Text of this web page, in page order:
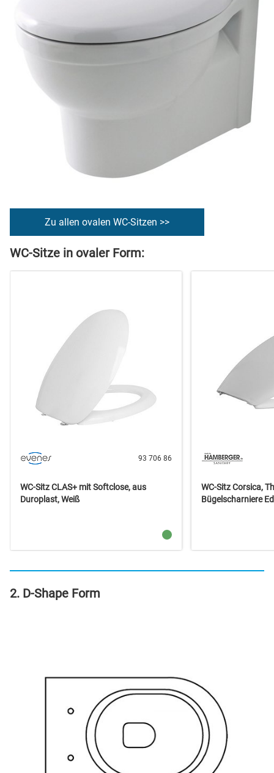
Zu allen ovalen WC-Sitzen >>
WC-Sitze in ovaler Form:
93 706 86
WC-Sitz CLAS+ mit Softclose, aus
Duroplast, Weiß
WC-Sitz Corsica,
Bügelscharniere
2. D-Shape Form